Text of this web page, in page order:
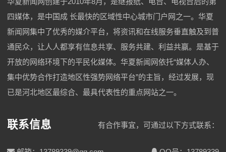
四媒体，是中国成 长最快的区域性中心城市门户网之一。华夏
新闻网集中了优秀的媒介平台，将资讯和在线服务垂直触及到普
通民众，让人人都享有信息共享、服务共建、利益共赢。是基于
开放的网络环境下的平民化媒体。华夏新闻网依托“媒体人办、
集中优势合作打造地区性强势网络平台”的主旨，经过发展，现
已是河北地区最综合、最具代表性的重点网站之一。
联系信息 有合作事宜，可通过以下方式联系：